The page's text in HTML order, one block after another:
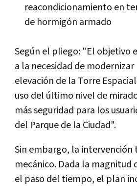
reacondicionamiento en
de hormigón armado
Según el pliego: "El objetivo
a la necesidad de
elevación de la Torre
uso del último nivel de
más seguridad para los
del Parque de la Ciudad".
Sin embargo, la intervención
mecánico. Dada la magnitud
el paso del tiempo, el plan